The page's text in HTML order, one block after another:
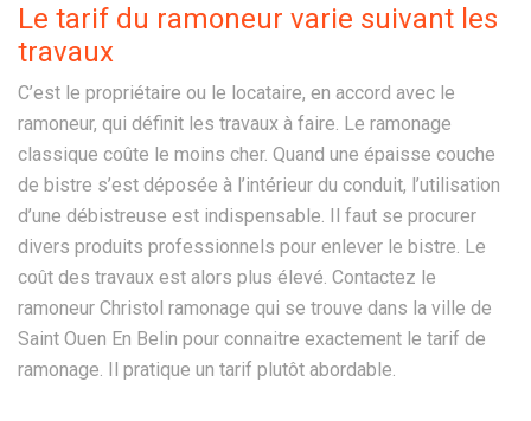
Le tarif du ramoneur varie suivant les
travaux
C’est le propriétaire ou le locataire, en accord avec le
ramoneur, qui définit les travaux à faire. Le ramonage
classique coûte le moins cher. Quand une épaisse couche
de bistre s’est déposée à l’intérieur du conduit, l’utilisation
d’une débistreuse est indispensable. Il faut se procurer
divers produits professionnels pour enlever le bistre. Le
coût des travaux est alors plus élevé. Contactez le
ramoneur Christol ramonage qui se trouve dans la ville de
Saint Ouen En Belin pour connaitre exactement le tarif de
ramonage. Il pratique un tarif plutôt abordable.